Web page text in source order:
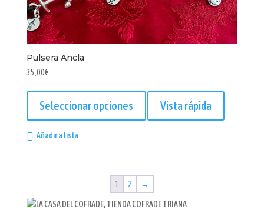
Pulsera Ancla
35,00€
Seleccionar opciones
tiene
pueden
elegir
Vista rápida
Añadir a lista
1 2 →